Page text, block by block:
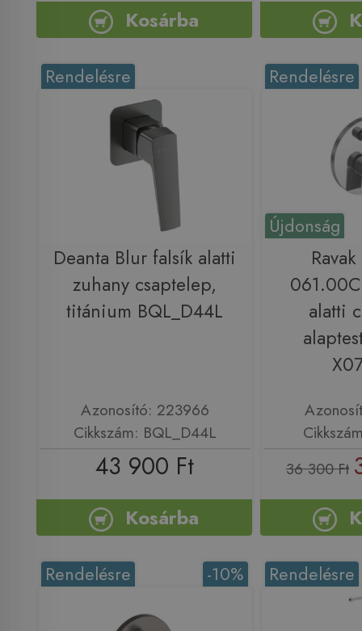
Kosárba
Rendelésre
Deanta Blur falsík alatti
zuhany csaptelep,
titánium BQL_D44L
Azonosító: 223966
Cikkszám: BQL_D44L
43 900 Ft
Kosárba
Újdonság
Rendelésre
alatti
36 300 Ft
-10%
Rendelésre Rendelésre